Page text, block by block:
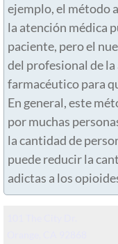
ejemplo, el método
la atención médica
paciente, pero el
del profesional de
farmacéutico para
En general, este
por muchas
la cantidad de
puede reducir la
adictas a los